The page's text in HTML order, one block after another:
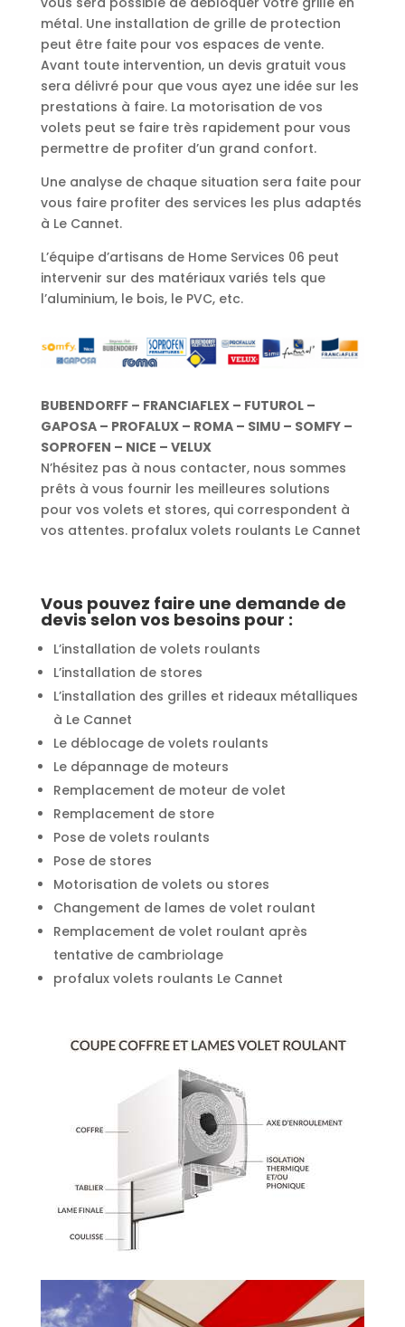
métal. Une installation de grille de protection
peut être faite pour vos espaces de vente.
Avant toute intervention, un devis gratuit vous
sera délivré pour que vous ayez une idée sur les
prestations à faire. La motorisation de vos
volets peut se faire très rapidement pour vous
permettre de profiter d’un grand confort.
Une analyse de chaque situation sera faite pour
vous faire profiter des services les plus adaptés
à Le Cannet.
L’équipe d’artisans de Home Services 06 peut
intervenir sur des matériaux variés tels que
l’aluminium, le bois, le PVC, etc.
BUBENDORFF – FRANCIAFLEX – FUTUROL –
GAPOSA – PROFALUX – ROMA – SIMU – SOMFY –
SOPROFEN – NICE – VELUX
N’hésitez pas à nous contacter, nous sommes
prêts à vous fournir les meilleures solutions
pour vos volets et stores, qui correspondent à
vos attentes. profalux volets roulants Le Cannet
Vous pouvez faire une demande de
devis selon vos besoins pour :
L’installation de volets roulants
L’installation de stores
L’installation des grilles et rideaux métalliques
à Le Cannet
Le déblocage de volets roulants
Le dépannage de moteurs
Remplacement de moteur de volet
Remplacement de store
Pose de volets roulants
Pose de stores
Motorisation de volets ou stores
Changement de lames de volet roulant
Remplacement de volet roulant après
tentative de cambriolage
profalux volets roulants Le Cannet